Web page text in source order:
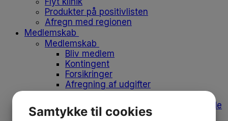
Produkter på positivlisten
Afregn med regionen
Medlemskab
Medlemskab
Bliv medlem
Kontingent
Forsikringer
Afregning af udgifter
Bomærke, varemærke og designguide
Medlemsfordele
Samtykke til cookies